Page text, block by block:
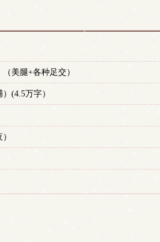
美腿+各种足交）
(4.5万字）